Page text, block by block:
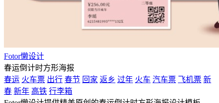
Fotor懒设计
春运倒计时方形海报
春运 火车票 出行 春节 回家 返乡 过年 火车 汽车票 飞机票 新
春 新年 高铁 行李箱